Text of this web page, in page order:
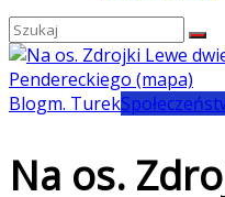
Blogm. Turek
Na os.